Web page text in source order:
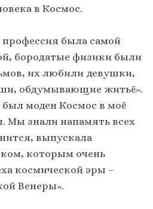
в Космос.
была самой
бородатые физики были
их любили девушки,
обдумывающие житьё».
моден Космос в моё
Мы знали напамять всех
выпускала
которым очень
космической эры –
Венеры».